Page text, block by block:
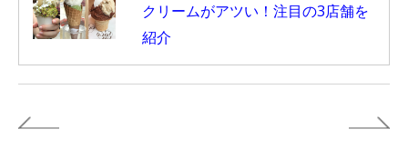
クリームがアツい！注目の3店舗を
紹介